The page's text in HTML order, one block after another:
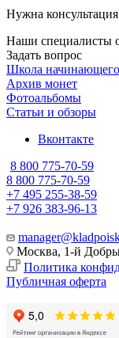
Нужна
Наши специалисты
Задать вопрос
Школа начинающего
Архив монет
Фотоальбомы
Статьи и обзоры
Вконтакте
8 800 775-70-59
8 800 775-70-59
+7 495 255-38-59
+7 926 383-96-13
Москва, 1-й
Политика
Публичная оферта